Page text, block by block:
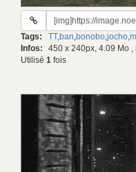
URL
gif:
Tags: TT,ban,bonobo,jocho,
Infos: 450 x 240px, 4.09 Mo ,
Utilisé 1 fois